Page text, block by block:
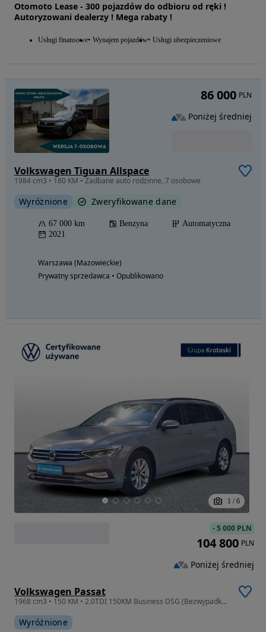
Otomoto Lease - 300 pojazdów do odbioru od ręki !
Autoryzowani dealerzy ! Mega rabaty !
Usługi finansowe Wynajem pojazdów Usługi ubezpieczeniowe
Volkswagen Tiguan Allspace
1984 cm3 • 180 KM • Zadbane auto rodzinne, 7 osobowe
Wyróżnione Zweryfikowane dane
67 000 km Benzyna
Automatyczna
2021
Warszawa (Mazowieckie)
Prywatny sprzedawca • Opublikowano
86 000 PLN
Poniżej średniej
1 / 6
Volkswagen Passat
1968 cm3 • 150 KM • 2.0TDI 150KM Business DSG (Bezwypadkowy, 1wł, serwis ASO)
Wyróżnione
-5 000 PLN
104 800 PLN
Poniżej średniej